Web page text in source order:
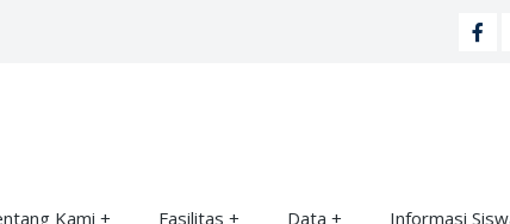
Kami Fasilitas Data Informasi